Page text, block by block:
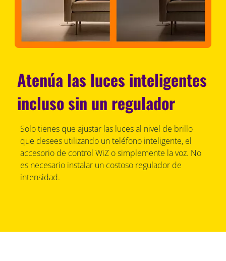
Atenúa las luces inteligentes
incluso sin un regulador
Solo tienes que ajustar las luces al nivel de brillo
que desees utilizando un teléfono inteligente, el
accesorio de control WiZ o simplemente la voz. No
es necesario instalar un costoso regulador de
intensidad.